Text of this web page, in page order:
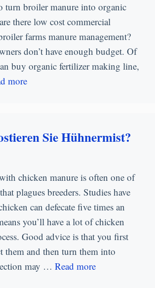
turn broiler manure into organic
there low cost commercial
farms manure management?
don’t have enough budget. Of
buy organic fertilizer making line,
more
Sie Hühnermist?
chicken manure is often one of
plagues breeders. Studies have
can defecate five times an
you’ll have a lot of chicken
. Good advice is that you first
them and then turn them into
may … Read more